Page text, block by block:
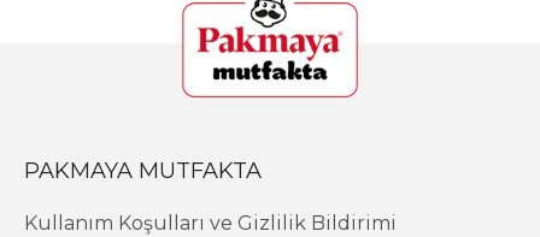
PAKMAYA MUTFAKTA
Kullanım Koşulları ve Gizlilik Bildirimi